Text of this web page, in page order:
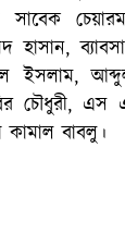
হাসান,
ইসলাম,
চৌধুরী, এস
বাবলু।